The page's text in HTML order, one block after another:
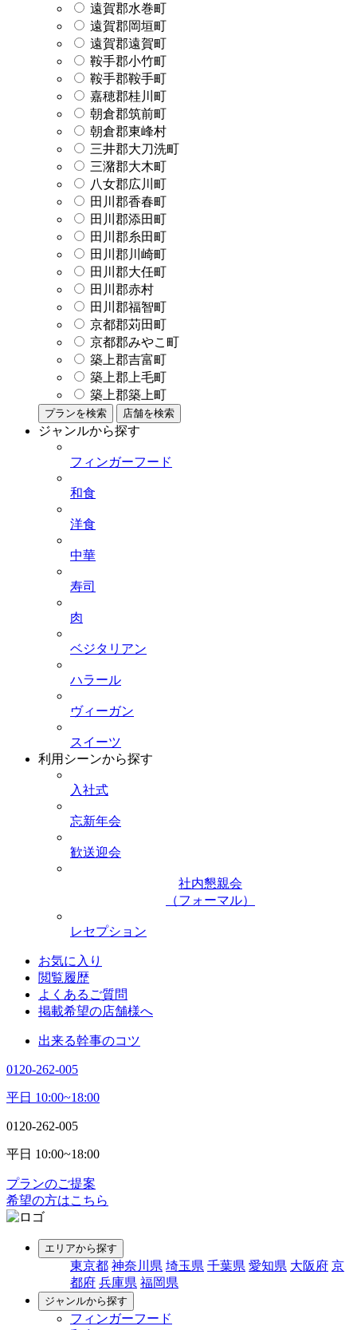
遠賀郡水巻町
遠賀郡岡垣町
遠賀郡遠賀町
鞍手郡小竹町
鞍手郡鞍手町
嘉穂郡桂川町
朝倉郡筑前町
朝倉郡東峰村
三井郡大刀洗町
三潴郡大木町
八女郡広川町
田川郡香春町
田川郡添田町
田川郡糸田町
田川郡川崎町
田川郡大任町
田川郡赤村
田川郡福智町
京都郡苅田町
京都郡みやこ町
築上郡吉富町
築上郡上毛町
築上郡築上町
プランを検索 店舗を検索
ジャンルから探す
フィンガーフード
和食
洋食
中華
寿司
肉
ベジタリアン
ハラール
ヴィーガン
スイーツ
利用シーンから探す
入社式
忘新年会
歓送迎会
社内懇親会
（フォーマル）
レセプション
お気に入り
閲覧履歴
よくあるご質問
掲載希望の店舗様へ
出来る幹事のコツ
0120-262-005
平日 10:00~18:00
0120-262-005
平日 10:00~18:00
プランのご提案
希望の方はこちら
エリアから探す
東京都 神奈川県 埼玉県 千葉県 愛知県 大阪府 京
都府 兵庫県 福岡県
ジャンルから探す
フィンガーフード